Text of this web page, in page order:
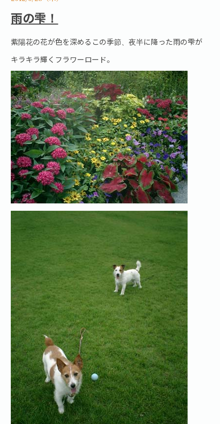
雨の雫！
紫陽花の花が色を深めるこの季節、夜半に降った雨の雫が
キラキラ輝くフラワーロード。